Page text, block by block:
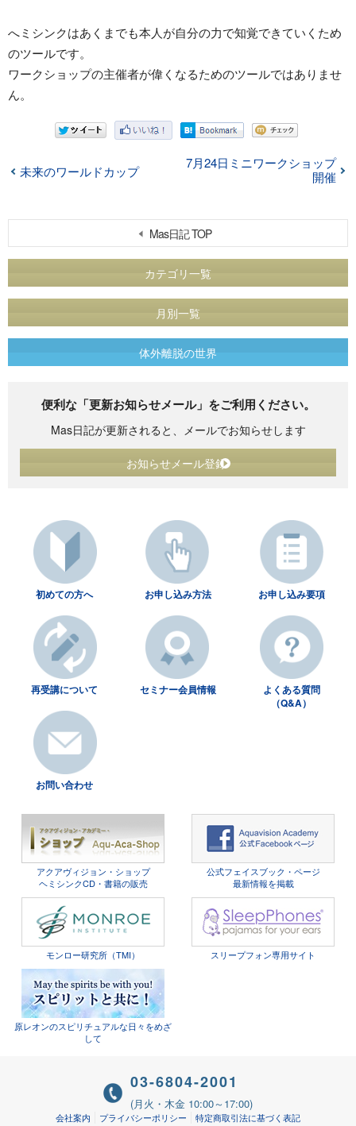
Mas日記 TOP
カテゴリ一覧
月別一覧
体外離脱の世界
便利な「更新お知らせメール」をご利用ください。
Mas日記が更新されると、メールでお知らせします
お知らせメール登録
へミシンクはあくまでも本人が自分の力で知覚できていくため
のツールです。
ワークショップの主催者が偉くなるためのツールではありませ
ん。
未来のワールドカップ
7月24日ミニワークショップ
開催
初めての方へ お申し込み方法 お申し込み要項
再受講について セミナー会員情報
よくある質問
（Q&A）
お問い合わせ
アクアヴィジョン・ショップ
ヘミシンクCD・書籍の販売
公式フェイスブック・ページ
最新情報を掲載
モンロー研究所（TMI） スリープフォン専用サイト
原レオンのスピリチュアルな日々をめざ
して
会社案内 プライバシーポリシー 特定商取引法に基づく表記
03-6804-2001
(月火・木金 10:00～17:00)